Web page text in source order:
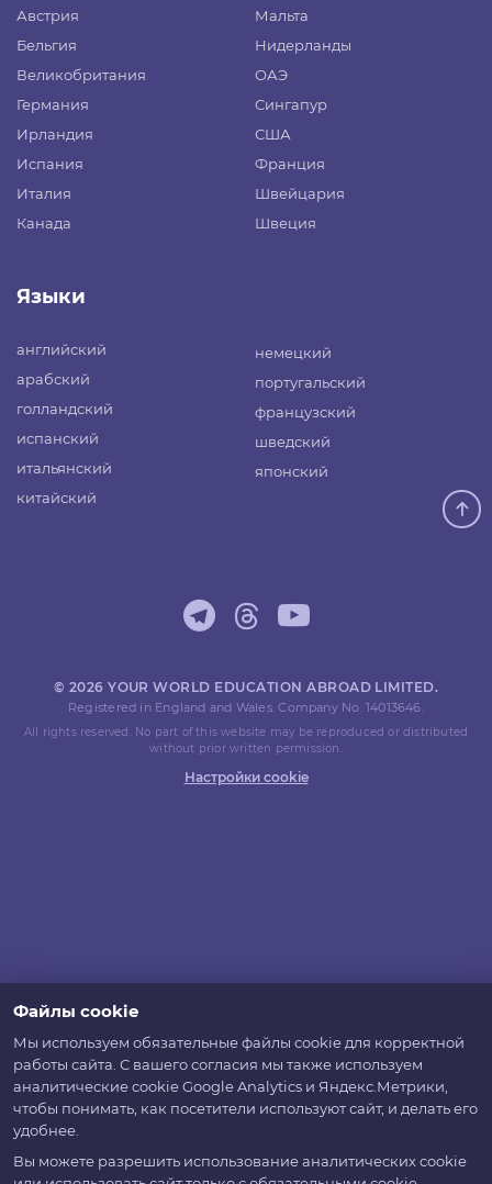
Австрия
Бельгия
Великобритания
Германия
Ирландия
Испания
Италия
Канада
Мальта
Нидерланды
ОАЭ
Сингапур
США
Франция
Швейцария
Швеция
Языки
английский
арабский
голландский
испанский
итальянский
китайский
немецкий
португальский
французский
шведский
японский
© 2026 YOUR WORLD EDUCATION ABROAD LIMITED.
Registered in England and Wales. Company No. 14013646.
All rights reserved. No part of this website may be reproduced or distributed
without prior written permission.
Настройки cookie
Файлы cookie
Мы используем обязательные файлы cookie для корректной
работы сайта. С вашего согласия мы также используем
аналитические cookie Google Analytics и Яндекс.Метрики,
чтобы понимать, как посетители используют сайт, и делать его
удобнее.
Вы можете разрешить использование аналитических cookie